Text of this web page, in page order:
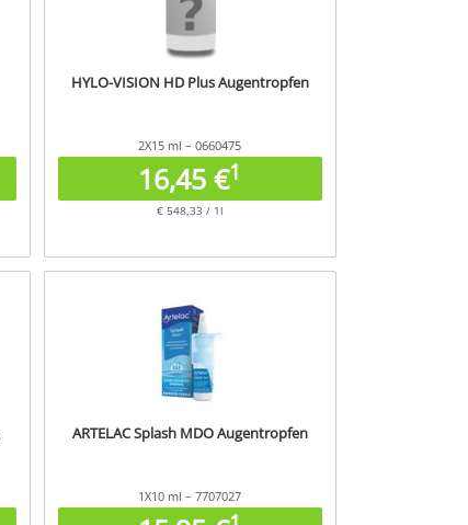
HYLO-VISION HD Plus Augentropfen
2X15 ml – 0660475
16,45 €1
€ 548,33 / 1l
ARTELAC Splash MDO Augentropfen
1X10 ml – 7707027